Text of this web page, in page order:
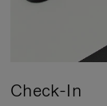
Check-In